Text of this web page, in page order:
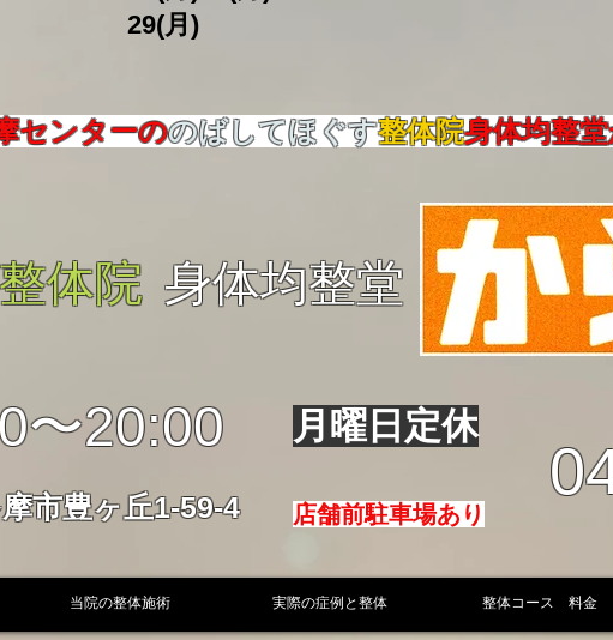
​ 29(月)
センターののばしてほぐす整体院身体均整
整体院 身体均整堂
〜20:00
市豊ヶ丘1-59-4
月曜日定休
店舗前駐車場あり
当院の整体施術 実際の症例と整体 整体コース 料金